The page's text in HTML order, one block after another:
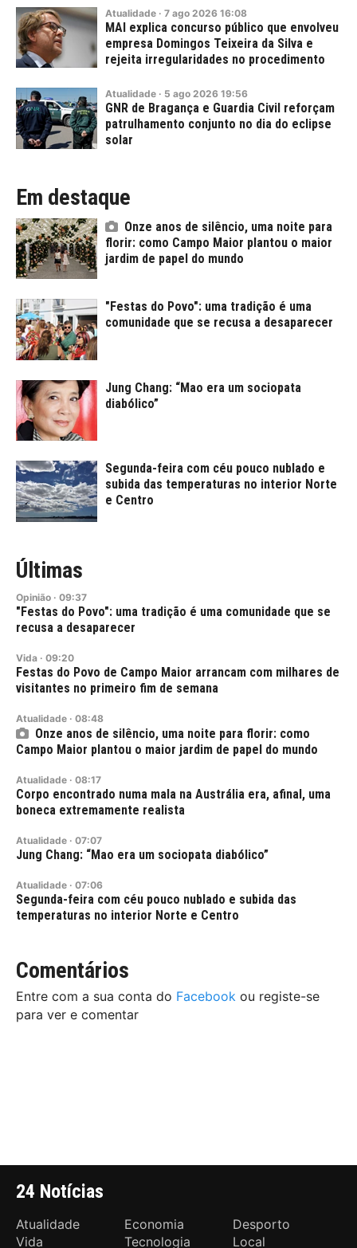
Atualidade · 7 ago 2026 16:08
MAI explica concurso público que envolveu
empresa Domingos Teixeira da Silva e
rejeita irregularidades no procedimento
Atualidade · 5 ago 2026 19:56
GNR de Bragança e Guardia Civil reforçam
patrulhamento conjunto no dia do eclipse
solar
Em destaque
Onze anos de silêncio, uma noite para
florir: como Campo Maior plantou o maior
jardim de papel do mundo
"Festas do Povo": uma tradição é uma
comunidade que se recusa a desaparecer
Jung Chang: “Mao era um sociopata
diabólico”
Segunda-feira com céu pouco nublado e
subida das temperaturas no interior Norte
e Centro
Últimas
Opinião · 09:37
"Festas do Povo": uma tradição é uma comunidade que se
recusa a desaparecer
Vida · 09:20
Festas do Povo de Campo Maior arrancam com milhares de
visitantes no primeiro fim de semana
Atualidade · 08:48
Onze anos de silêncio, uma noite para florir: como
Campo Maior plantou o maior jardim de papel do mundo
Atualidade · 08:17
Corpo encontrado numa mala na Austrália era, afinal, uma
boneca extremamente realista
Atualidade · 07:07
Jung Chang: “Mao era um sociopata diabólico”
Atualidade · 07:06
Segunda-feira com céu pouco nublado e subida das
temperaturas no interior Norte e Centro
Comentários
Entre com a sua conta do Facebook ou registe-se
para ver e comentar
24 Notícias
Atualidade Economia
Desporto
Vida
Tecnologia Local